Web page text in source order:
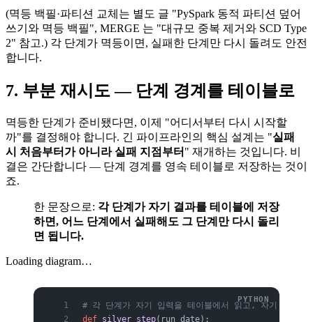
(멱등 백필·파티션 교체는 별도 글 "PySpark 동적 파티션 덮어
쓰기와 멱등 백필", MERGE 는 "대규모 중복 제거와 SCD Type
2" 참고.) 각 단계가 멱등이면, 실패한 단계만 다시 돌려도 안전
합니다.
7. 부분 재시도 — 단계 경계를 테이블로
멱등한 단계가 준비됐다면, 이제 "어디서부터 다시 시작할
까"를 결정해야 합니다. 긴 파이프라인의 핵심 설계는 "실패
시 처음부터가 아니라 실패 지점부터 " 재개하는 것입니다. 비
결은 간단합니다 — 단계 경계를 영속 테이블로 저장하는 것이
죠.
한 문장으로: 각 단계가 자기 결과를 테이블에 저장
하면, 어느 단계에서 실패해도 그 단계만 다시 돌리
면 됩니다.
Loading diagram…
# 각 단계가 자기 입력을 테이블에서 읽고, 자기 출력을
def silver_step(run_date):